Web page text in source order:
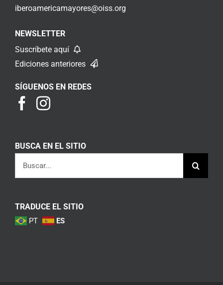
iberoamericamayores@oiss.org
NEWSLETTER
Suscríbete aquí
Ediciones anteriores
SÍGUENOS EN REDES
BUSCA EN EL SITIO
TRADUCE EL SITIO
PT ES